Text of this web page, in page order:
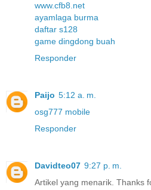
www.cfb8.net
ayamlaga burma
daftar s128
game dingdong buah
Responder
Paijo 5:12 a. m.
osg777 mobile
Responder
Davidteo07 9:27 p. m.
Artikel yang menarik. Thanks